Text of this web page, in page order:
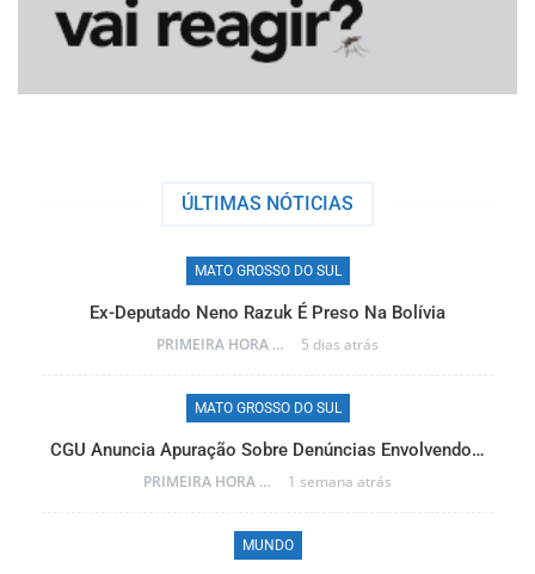
ÚLTIMAS NÓTICIAS
MATO GROSSO DO SUL
Ex-Deputado Neno Razuk É Preso Na Bolívia
PRIMEIRA HORA ONLINE 5 dias atrás
MATO GROSSO DO SUL
CGU Anuncia Apuração Sobre Denúncias Envolvendo…
PRIMEIRA HORA ONLINE 1 semana atrás
MUNDO